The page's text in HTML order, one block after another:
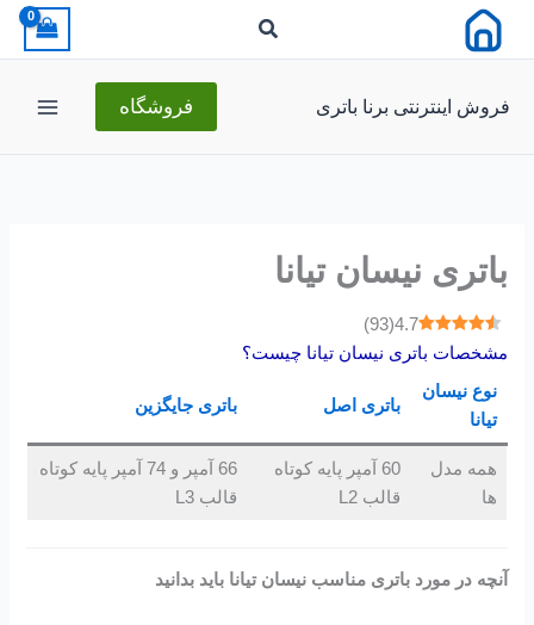
فروش اینترنتی برنا باتری فروشگاه
باتری نیسان تیانا
4.7
(
93
)
مشخصات باتری نیسان تیانا چیست؟
نوع نیسان
تیانا
باتری اصل باتری جایگزین
همه مدل
ها
60 آمپر پایه کوتاه
قالب L2
66 آمپر و 74 آمپر پایه کوتاه
قالب L3
آنچه در مورد باتری مناسب نیسان تیانا باید بدانید